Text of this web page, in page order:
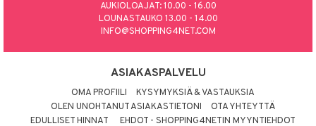
AUKIOLOAJAT: 10.00 - 16.00
LOUNASTAUKO 13.00 - 14.00
INFO@SHOPPING4NET.COM
ASIAKASPALVELU
OMA PROFIILI
KYSYMYKSIÄ & VASTAUKSIA
OLEN UNOHTANUT ASIAKASTIETONI
OTA YHTEYTTÄ
EDULLISET HINNAT
EHDOT - SHOPPING4NETIN MYYNTIEHDOT